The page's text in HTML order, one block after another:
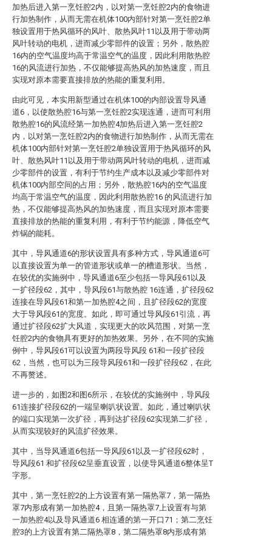
加热后进入第一烹饪腔2内，以对第一烹饪腔2内的食物进
行加热制作，从而无需在机体100内部针对第一烹饪腔2单
独设置用于热风循环的风叶、散热风叶11以及用于带动两
风叶转动的电机，进而减少零部件的设置；另外，散热腔
16内的空气温度均高于常温空气的温度，因此利用散热腔
16的风流进行加热，不仅能够提高热风的加热速度，而且
实现对原本需要直接排放的热能的重复利用。
由此可见，本实用新型通过在机体100的内部设置导风通
道6，以使散热腔16与第一烹饪腔2实现连通，进而可利用
散热腔16的风流经第一加热腔4加热后进入第一烹饪腔2
内，以对第一烹饪腔2内的食物进行加热制作，从而无需在
机体100内部针对第一烹饪腔2单独设置用于热风循环的风
叶、散热风叶11以及用于带动两风叶转动的电机，进而减
少零部件的设置，有利于节约生产成本以及减少零部件对
机体100内部空间的占用；另外，散热腔16内的空气温度
均高于常温空气的温度，因此利用散热腔16 的风流进行加
热，不仅能够提高热风的加热速度，而且实现对原本需要
直接排放的热能的重复利用，有利于节约能源，降低空气
炸锅的能耗。
其中，导风通道6的形状设置具有多种方式，导风通道6可
以直接设置为单一的管道形状或单一的槽道形状。当然，
在较优的实施例中，导风通道6至少包括一导风段61以及
一扩径段62，其中，导风段61与散热腔 16连通，扩径段62
连接在导风段61和第一加热腔4之间，且扩径段62的宽度
大于导风段61的宽度。如此，即可通过导风段61引流，再
通过扩径段62扩大风道，实现更大的吹风范围，对第一烹
饪腔2内的食物具有更好的加热效果。另外，在不同的实施
例中，导风段61可以设置为两段导风段 61和一段扩径段
62，当然，也可以为三段导风段61和一段扩径段62，在此
不再赘述。
进一步的，如图2和图6所示，在较优的实施例中，导风段
61连接扩径段62的一端呈喇叭状设置。如此，通过喇叭状
的端口实现第一次扩径，再到达扩径段62实现第二扩径，
从而实现较好的风流扩径效果。
其中，当导风通道6包括一导风段61以及一扩径段62时，
导风段61 和扩径段62呈垂直设置，以使导风通道6整体呈T
字形。
其中，第一烹饪腔2的上方设置有第一隔热罩7，第一隔热
罩7内形成有第一加热腔4，且第一隔热罩7上设置有与第
一加热腔4以及导风通道6 相连通的第一开口71；第二烹饪
腔3的上方设置有第二隔热罩8，第二隔热罩8内形成有第